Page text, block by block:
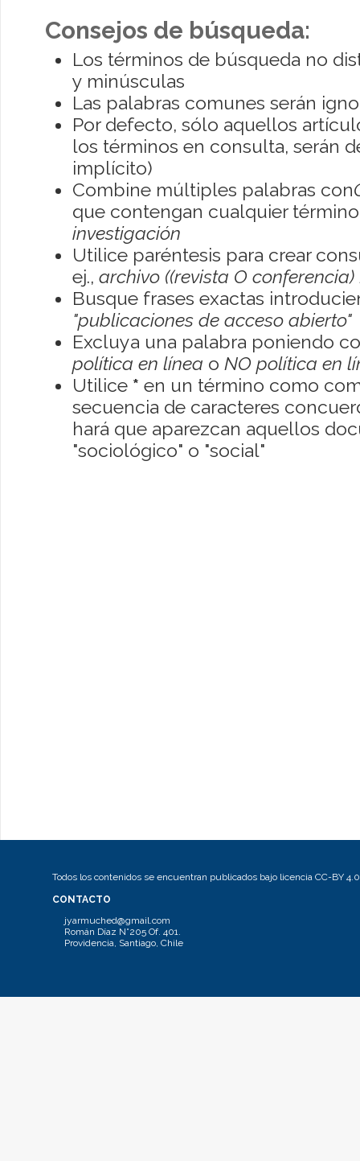
Consejos de búsqueda:
Los términos de búsqueda no
y minúsculas
Las palabras comunes serán
Por defecto, sólo aquellos
los términos en consulta, serán
implícito)
Combine múltiples palabras con
que contengan cualquier
investigación
Utilice paréntesis para crear
ej., archivo ((revista O conferencia)
Busque frases exactas
"publicaciones de acceso abierto"
Excluya una palabra poniendo
política en línea o NO política en
Utilice * en un término como
secuencia de caracteres
hará que aparezcan aquellos
"sociológico" o "social"
Todos los contenidos se encuentran publicados bajo licencia CC-BY 4.0
CONTACTO
jyarmuched@gmail.com
Román Díaz N°205 Of. 401.
Providencia, Santiago, Chile